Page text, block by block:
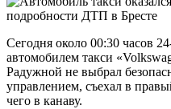
Сегодня около 00:30 часов
автомобилем такси
Радужной не выбрал
управлением, съехал в
чего в канаву.